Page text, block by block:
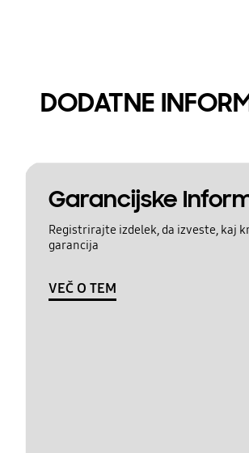
DODATNE
Garancijske
Registrirajte izdelek, da izveste, kaj
garancija
VEČ O TEM